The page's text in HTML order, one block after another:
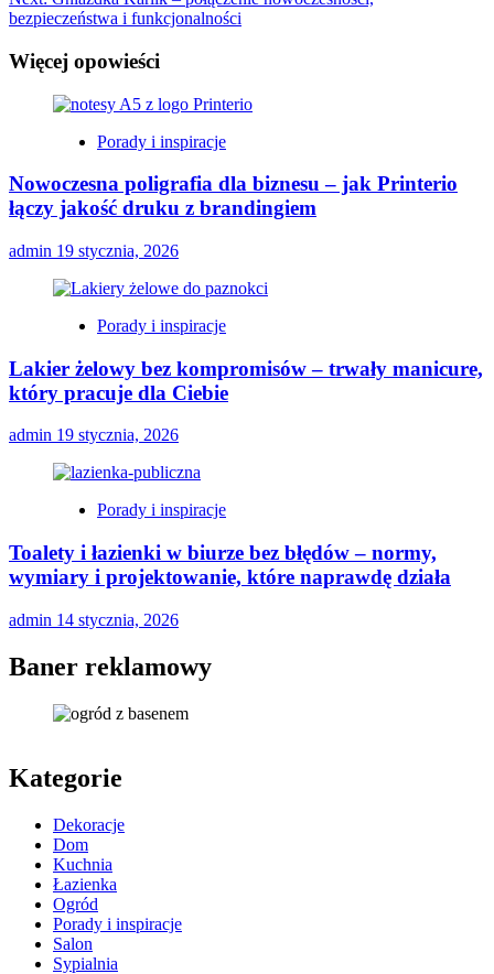
bezpieczeństwa i funkcjonalności
Więcej opowieści
Porady i inspiracje
Nowoczesna poligrafia dla biznesu – jak Printerio
łączy jakość druku z brandingiem
admin 19 stycznia, 2026
Porady i inspiracje
Lakier żelowy bez kompromisów – trwały manicure,
który pracuje dla Ciebie
admin 19 stycznia, 2026
Porady i inspiracje
Toalety i łazienki w biurze bez błędów – normy,
wymiary i projektowanie, które naprawdę działa
admin 14 stycznia, 2026
Baner reklamowy
Kategorie
Dekoracje
Dom
Kuchnia
Łazienka
Ogród
Porady i inspiracje
Salon
Sypialnia